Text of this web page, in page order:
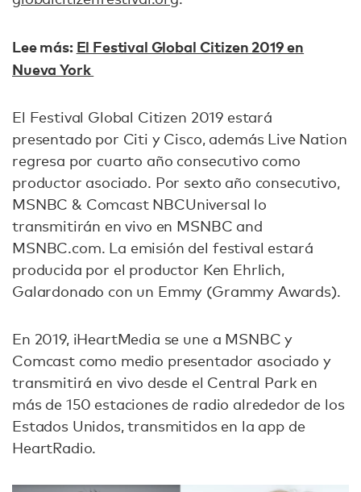
Lee más: El Festival Global Citizen 2019 en
Nueva York
El Festival Global Citizen 2019 estará
presentado por Citi y Cisco, además Live Nation
regresa por cuarto año consecutivo como
productor asociado. Por sexto año consecutivo,
MSNBC & Comcast NBCUniversal lo
transmitirán en vivo en MSNBC and
MSNBC.com. La emisión del festival estará
producida por el productor Ken Ehrlich,
Galardonado con un Emmy (Grammy Awards).
En 2019, iHeartMedia se une a MSNBC y
Comcast como medio presentador asociado y
transmitirá en vivo desde el Central Park en
más de 150 estaciones de radio alrededor de los
Estados Unidos, transmitidos en la app de
HeartRadio.